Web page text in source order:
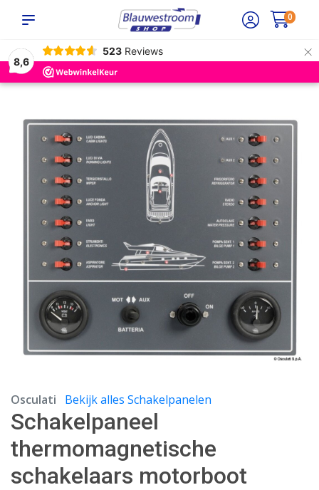
8,6
523 Reviews ×
0
Osculati Bekijk alles Schakelpanelen
Schakelpaneel
thermomagnetische
schakelaars motorboot